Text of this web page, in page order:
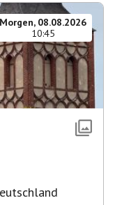
Morgen, 08.08.2026
10:45